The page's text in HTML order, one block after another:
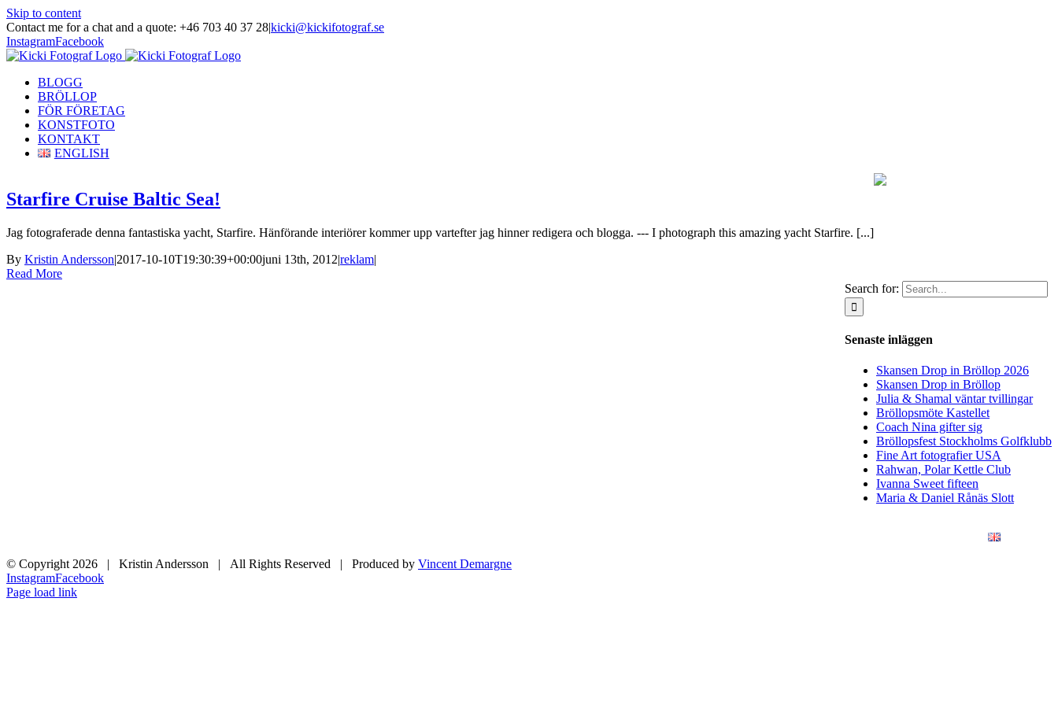
Skip to content
Contact me for a chat and a quote: +46 703 40 37 28|kicki@kickifotograf.se
InstagramFacebook
BLOGG
BRÖLLOP
FÖR FÖRETAG
KONSTFOTO
KONTAKT
ENGLISH
Starfire Cruise Baltic Sea!
Jag fotograferade denna fantastiska yacht, Starfire. Hänförande interiörer kommer upp vartefter jag hinner redigera och blogga. --- I photograph this amazing yacht Starfire. [...]
By Kristin Andersson|2017-10-10T19:30:39+00:00juni 13th, 2012|reklam|
Read More
Search for:
Senaste inläggen
Skansen Drop in Bröllop 2026
Skansen Drop in Bröllop
Julia & Shamal väntar tvillingar
Bröllopsmöte Kastellet
Coach Nina gifter sig
Bröllopsfest Stockholms Golfklubb
Fine Art fotografier USA
Rahwan, Polar Kettle Club
Ivanna Sweet fifteen
Maria & Daniel Rånäs Slott
© Copyright 2026 | Kristin Andersson | All Rights Reserved | Produced by Vincent Demargne
InstagramFacebook
Page load link